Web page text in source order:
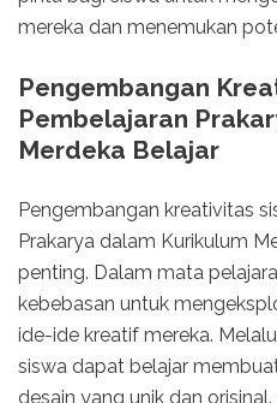
mereka dan menemukan
Pengembangan
Pembelajaran
Merdeka Belajar
Pengembangan kreativitas
Prakarya dalam Kurikulum
penting. Dalam mata
kebebasan untuk
ide-ide kreatif mereka.
siswa dapat belajar
desain yang unik dan orisinal.